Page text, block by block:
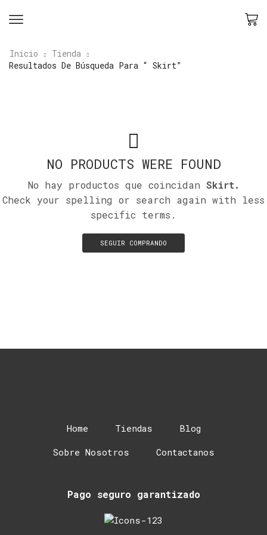
Inicio
Tienda
Resultados De Búsqueda Para “ Skirt”
NO PRODUCTS WERE FOUND
No hay productos que coincidan Skirt.
Check your spelling or search again with less
specific terms.
SEGUIR COMPRANDO
Home Tiendas
Blog
Sobre Nosotros
Contactanos
Pago seguro garantizado